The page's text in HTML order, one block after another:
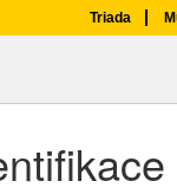
Triada